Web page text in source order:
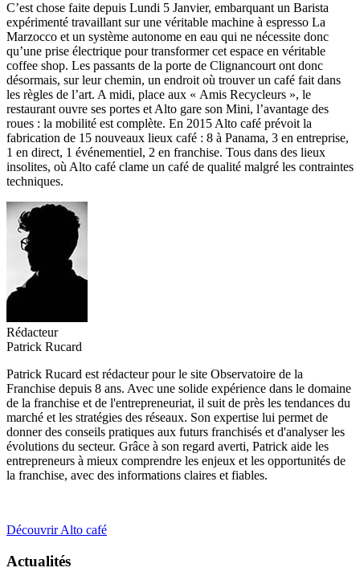
C’est chose faite depuis Lundi 5 Janvier, embarquant un Barista
expérimenté travaillant sur une véritable machine à espresso La
Marzocco et un système autonome en eau qui ne nécessite donc
qu’une prise électrique pour transformer cet espace en véritable
coffee shop. Les passants de la porte de Clignancourt ont donc
désormais, sur leur chemin, un endroit où trouver un café fait dans
les règles de l’art. A midi, place aux « Amis Recycleurs », le
restaurant ouvre ses portes et Alto gare son Mini, l’avantage des
roues : la mobilité est complète. En 2015 Alto café prévoit la
fabrication de 15 nouveaux lieux café : 8 à Panama, 3 en entreprise,
1 en direct, 1 événementiel, 2 en franchise. Tous dans des lieux
insolites, où Alto café clame un café de qualité malgré les contraintes
techniques.
Rédacteur
Patrick Rucard
Patrick Rucard est rédacteur pour le site Observatoire de la
Franchise depuis 8 ans. Avec une solide expérience dans le domaine
de la franchise et de l'entrepreneuriat, il suit de près les tendances du
marché et les stratégies des réseaux. Son expertise lui permet de
donner des conseils pratiques aux futurs franchisés et d'analyser les
évolutions du secteur. Grâce à son regard averti, Patrick aide les
entrepreneurs à mieux comprendre les enjeux et les opportunités de
la franchise, avec des informations claires et fiables.
Découvrir Alto café
Actualités